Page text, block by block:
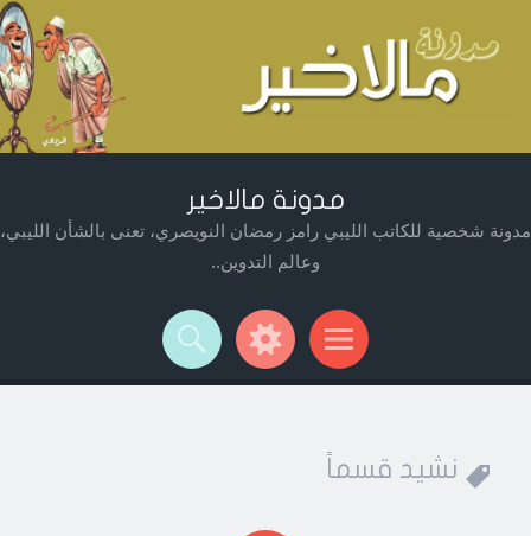
مدونة مالاخير
مدونة شخصية للكاتب الليبي رامز رمضان النويصري، تعنى بالشأن الليبي،
وعالم التدوين..
Menu
Widgets
Search
نشيد قسماً